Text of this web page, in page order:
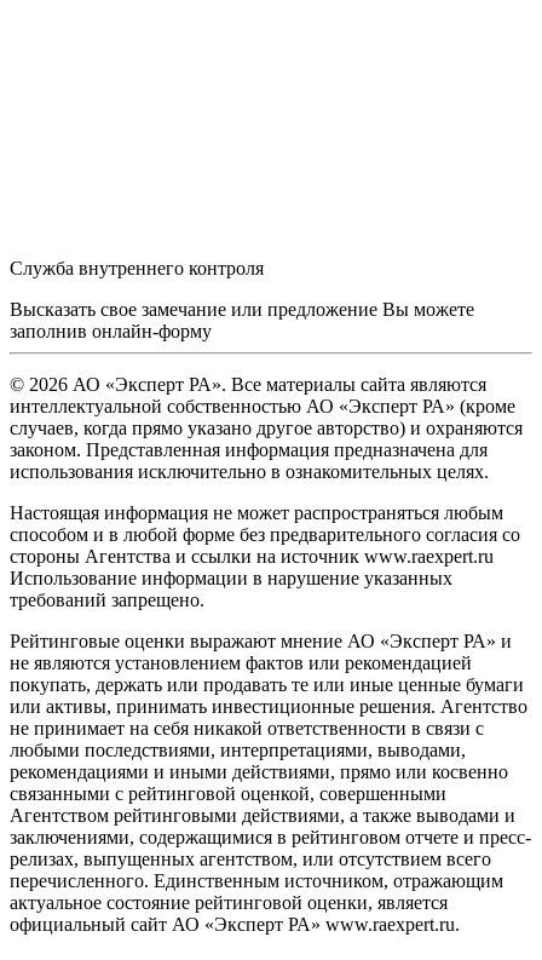
Служба внутреннего контроля
Высказать свое замечание или предложение Вы можете
заполнив онлайн-форму
© 2026 АО «Эксперт РА». Все материалы сайта являются
интеллектуальной собственностью АО «Эксперт РА» (кроме
случаев, когда прямо указано другое авторство) и охраняются
законом. Представленная информация предназначена для
использования исключительно в ознакомительных целях.
Настоящая информация не может распространяться любым
способом и в любой форме без предварительного согласия со
стороны Агентства и ссылки на источник www.raexpert.ru
Использование информации в нарушение указанных
требований запрещено.
Рейтинговые оценки выражают мнение АО «Эксперт РА» и
не являются установлением фактов или рекомендацией
покупать, держать или продавать те или иные ценные бумаги
или активы, принимать инвестиционные решения. Агентство
не принимает на себя никакой ответственности в связи с
любыми последствиями, интерпретациями, выводами,
рекомендациями и иными действиями, прямо или косвенно
связанными с рейтинговой оценкой, совершенными
Агентством рейтинговыми действиями, а также выводами и
заключениями, содержащимися в рейтинговом отчете и пресс-
релизах, выпущенных агентством, или отсутствием всего
перечисленного. Единственным источником, отражающим
актуальное состояние рейтинговой оценки, является
официальный сайт АО «Эксперт РА» www.raexpert.ru.